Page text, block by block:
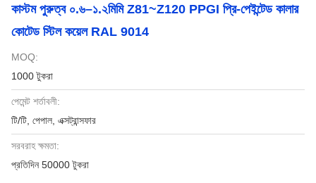
কাস্টম পুরুত্ব ০.৬–১.২মিমি Z81~Z120 PPGI প্রি-পেইন্টেড কালার
কোটেড স্টিল কয়েল RAL 9014
MOQ:
1000 টুকরা
পেমেন্ট শর্তাবলী:
টি/টি, পেপাল, এক্সট্রান্সফার
সরবরাহ ক্ষমতা:
প্রতিদিন 50000 টুকরা